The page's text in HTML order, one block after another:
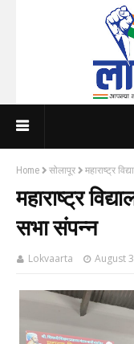
Home सोलापूर महाराष्ट्र
महाराष्ट्र
सभा संपन्न
Lokvaarta August